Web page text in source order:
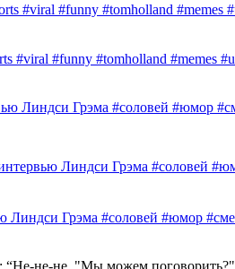
#viral #funny #tomholland #memes
#viral #funny #tomholland #memes
Линдси Грэма #соловей #юмор
Линдси Грэма #соловей
Линдси Грэма #соловей #юмор
: “Не-не-не. "Мы можем